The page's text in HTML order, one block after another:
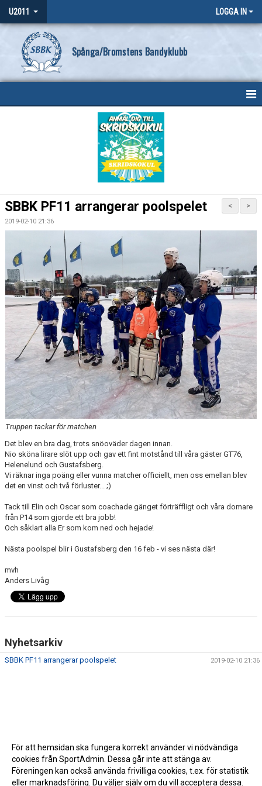
U2011 LOGGA IN
Spånga/Bromstens Bandyklubb
TRUPPEN
DOKUMENT
KONTAKT
>
<
SBBK PF11 arrangerar poolspelet
2019-02-10 21:36
Truppen tackar för matchen
Det blev en bra dag, trots snöoväder dagen innan.
Nio sköna lirare slöt upp och gav ett fint motstånd till våra gäster GT76,
Helenelund och Gustafsberg.
Vi räknar inga poäng eller vunna matcher officiellt, men oss emellan blev
det en vinst och två förluster... ;)
Tack till Elin och Oscar som coachade gänget förträffligt och våra domare
från P14 som gjorde ett bra jobb!
Och såklart alla Er som kom ned och hejade!
Nästa poolspel blir i Gustafsberg den 16 feb - vi ses nästa där!
mvh
Anders Livåg
Nyhetsarkiv
SBBK PF11 arrangerar poolspelet 2019-02-10 21:36
För att hemsidan ska fungera korrekt använder vi nödvändiga
cookies från SportAdmin. Dessa går inte att stänga av.
Föreningen kan också använda frivilliga cookies, t.ex. för statistik
eller marknadsföring. Du väljer själv om du vill acceptera dessa.